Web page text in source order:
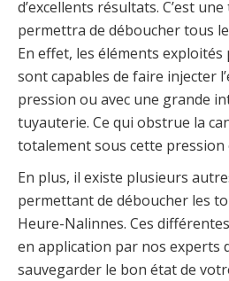
d’excellents résultats. C’est
permettra de déboucher tous
En effet, les éléments
sont capables de faire injecter
pression ou avec une grande
tuyauterie. Ce qui obstrue la
totalement sous cette pression
En plus, il existe plusieurs
permettant de déboucher les
Heure-Nalinnes. Ces
en application par nos experts
sauvegarder le bon état de